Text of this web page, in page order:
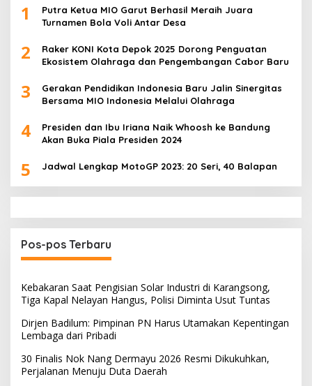
1
Putra Ketua MIO Garut Berhasil Meraih Juara
Turnamen Bola Voli Antar Desa
2
Raker KONI Kota Depok 2025 Dorong Penguatan
Ekosistem Olahraga dan Pengembangan Cabor Baru
3
Gerakan Pendidikan Indonesia Baru Jalin Sinergitas
Bersama MIO Indonesia Melalui Olahraga
4
Presiden dan Ibu Iriana Naik Whoosh ke Bandung
Akan Buka Piala Presiden 2024
5 Jadwal Lengkap MotoGP 2023: 20 Seri, 40 Balapan
Pos-pos Terbaru
Kebakaran Saat Pengisian Solar Industri di Karangsong,
Tiga Kapal Nelayan Hangus, Polisi Diminta Usut Tuntas
Dirjen Badilum: Pimpinan PN Harus Utamakan Kepentingan
Lembaga dari Pribadi
30 Finalis Nok Nang Dermayu 2026 Resmi Dikukuhkan,
Perjalanan Menuju Duta Daerah